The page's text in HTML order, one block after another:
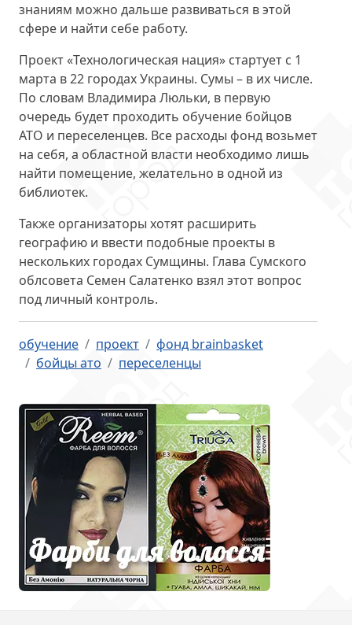
знаниям можно дальше развиваться в этой
сфере и найти себе работу.
Проект «Технологическая нация» стартует с 1
марта в 22 городах Украины. Сумы – в их числе.
По словам Владимира Люльки, в первую
очередь будет проходить обучение бойцов
АТО и переселенцев. Все расходы фонд возьмет
на себя, а областной власти необходимо лишь
найти помещение, желательно в одной из
библиотек.
Также организаторы хотят расширить
географию и ввести подобные проекты в
нескольких городах Сумщины. Глава Сумского
облсовета Семен Салатенко взял этот вопрос
под личный контроль.
обучение проект
фонд brainbasket
бойцы ато
переселенцы